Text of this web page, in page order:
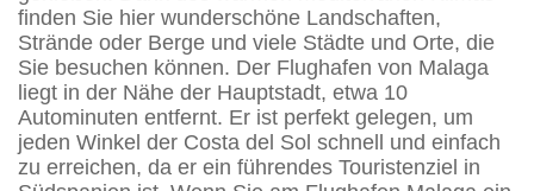
finden Sie hier wunderschöne Landschaften,
Strände oder Berge und viele Städte und Orte, die
Sie besuchen können. Der Flughafen von Malaga
liegt in der Nähe der Hauptstadt, etwa 10
Autominuten entfernt. Er ist perfekt gelegen, um
jeden Winkel der Costa del Sol schnell und einfach
zu erreichen, da er ein führendes Touristenziel in